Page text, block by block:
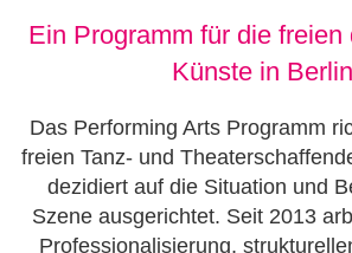
Ein Programm für die freien
Künste in
Das Performing Arts Programm
freien Tanz- und
dezidiert auf die Situation und
Szene ausgerichtet. Seit 2013
Professionalisierung,